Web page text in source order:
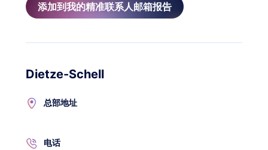
添加到我的精准联系人邮箱报告
Dietze-Schell
总部地址
电话